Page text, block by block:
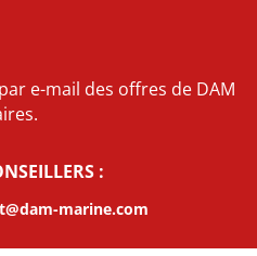
e-mail des offres de DAM
:
marine.com